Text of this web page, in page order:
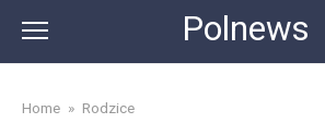
content
Polnews
Home » Rodzice